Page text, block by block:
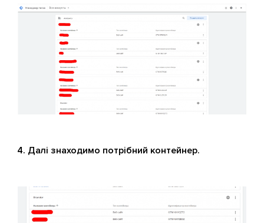
Далі знаходимо потрібний контейнер.